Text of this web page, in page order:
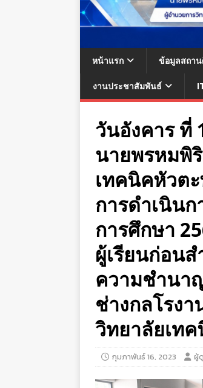
หน้าแรก ข้อมูลสถาน
งานประชาสัมพันธ์
วันอังคาร ที่
นายพรหมพิ
เทคนิคหัวต
การดำเนิน
การศึกษา
ผู้เรียนก่อน
ความชำนา
ช่างกลโรง
วิทยาลัยเท
กุมภาพันธ์ 16, 2023 ผู้